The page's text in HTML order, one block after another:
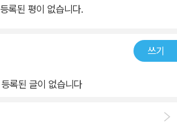
등록된 평이 없습니다.
쓰기
등록된 글이 없습니다